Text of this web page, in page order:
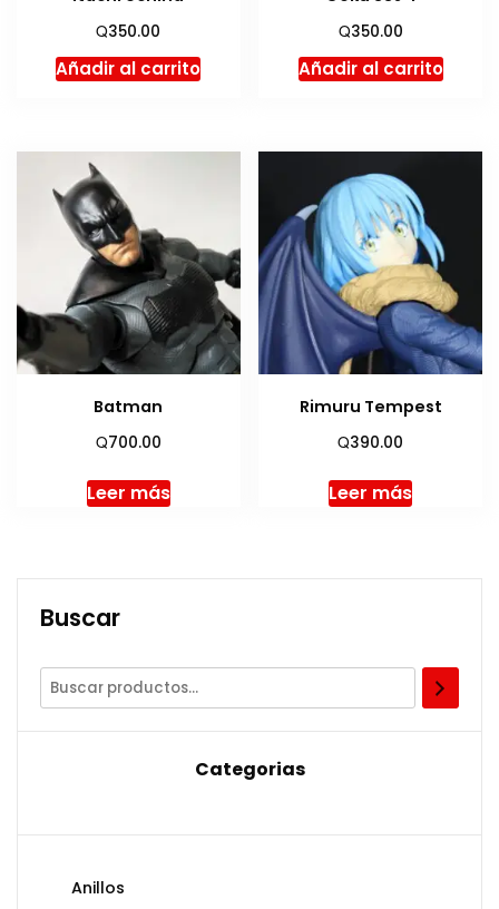
Q350.00
Añadir al carrito
Q350.00
Añadir al carrito
Batman
Q700.00
Leer más
Rimuru Tempest
Q390.00
Leer más
Buscar
Categorias
Anillos